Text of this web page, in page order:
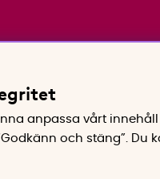
anpassa vårt
och stäng”. Du